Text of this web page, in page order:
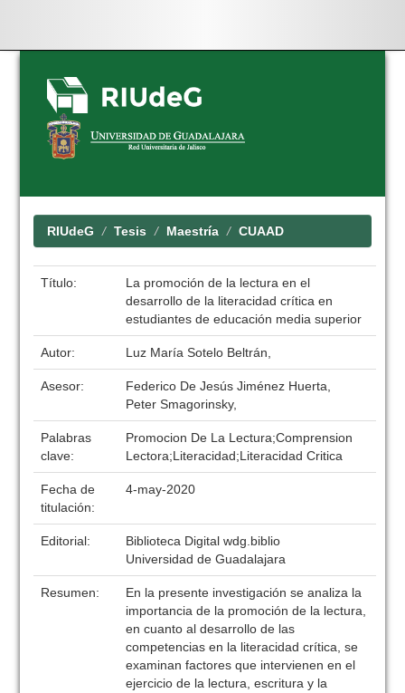
Skip
navigation
RIUdeG Tesis Maestría CUAAD
Título:
La promoción de la lectura en el
desarrollo de la literacidad crítica en
estudiantes de educación media superior
Autor: Luz María Sotelo Beltrán,
Asesor:
Federico De Jesús Jiménez Huerta,
Peter Smagorinsky,
Palabras
clave:
Promocion De La Lectura;Comprension
Lectora;Literacidad;Literacidad Critica
Fecha de
titulación:
4-may-2020
Editorial:
Biblioteca Digital wdg.biblio
Universidad de Guadalajara
Resumen:
En la presente investigación se analiza la
importancia de la promoción de la lectura,
en cuanto al desarrollo de las
competencias en la literacidad crítica, se
examinan factores que intervienen en el
ejercicio de la lectura, escritura y la